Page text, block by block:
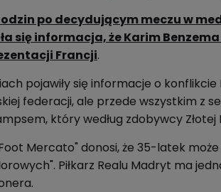
po decydującym meczu w
się informacja, że Karim
Francji.
pojawiły się informacje o konflikcie
federacji, ale przede wszystkim z
który według zdobywcy Złotej
Mercato" donosi, że 35-latek
Piłkarz Realu Madryt ma